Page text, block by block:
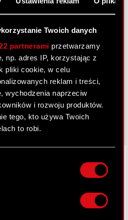
Twoich danych
partnerami przetwarzamy
np. adres IP, korzystając z
pliki cookie, w celu
reklam i treści,
wychodzenia naprzeciw
i rozwoju produktów.
tego, kto używa Twoich
to robi.
dotyczące Twojej
z dokładnością nawet
Twoje urządzenie, aktywnie
je zbiory